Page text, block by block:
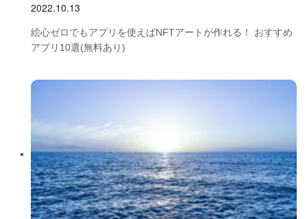
2022.10.13
絵心ゼロでもアプリを使えばNFTアートが作れる！ おすすめ
アプリ10選(無料あり)